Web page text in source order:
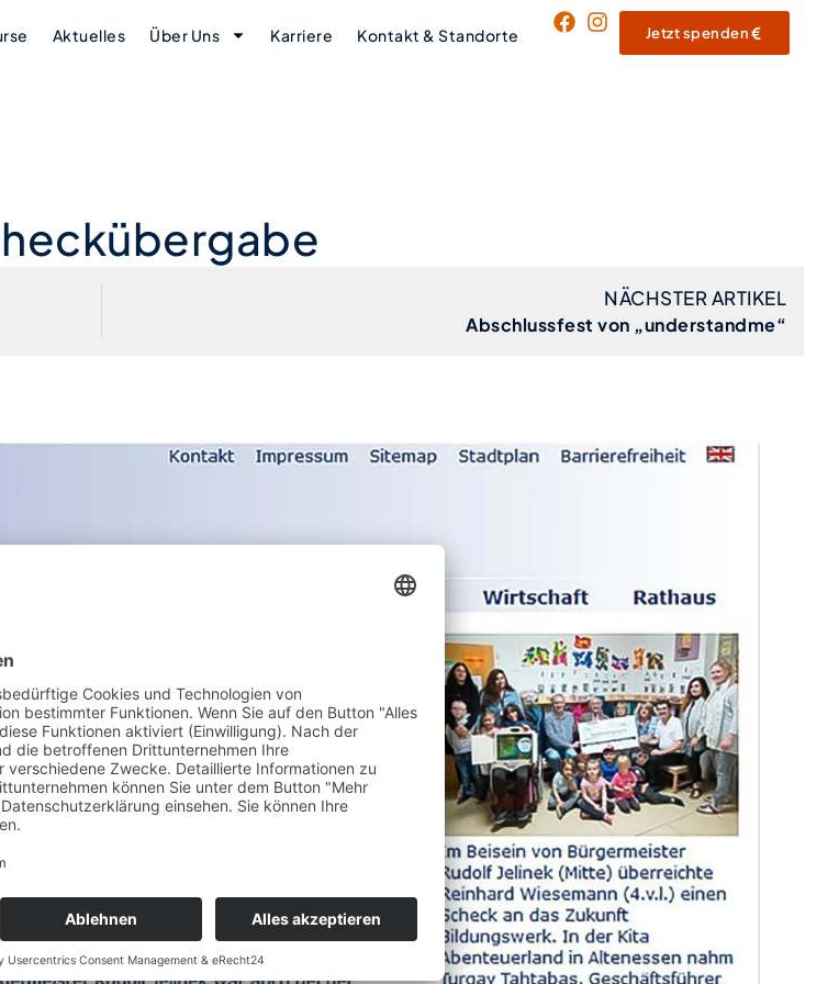
Aktuelles Über Uns Karriere Kontakt & Standorte Jetzt spenden
NÄCHSTER ARTIKEL
Abschlussfest von „understandme“